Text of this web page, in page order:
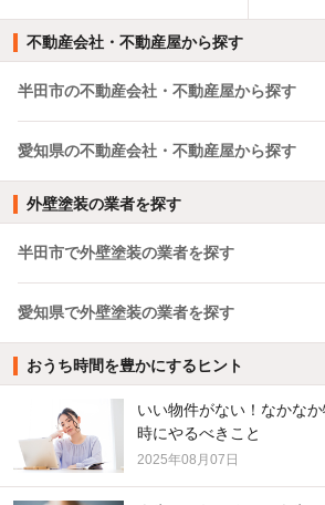
不動産会社・不動産屋から探す
半田市の不動産会社・不動産屋から探す
愛知県の不動産会社・不動産屋から探す
外壁塗装の業者を探す
半田市で外壁塗装の業者を探す
愛知県で外壁塗装の業者を探す
おうち時間を豊かにするヒント
いい物件がない！なかな
時にやるべきこと
2025年08月07日